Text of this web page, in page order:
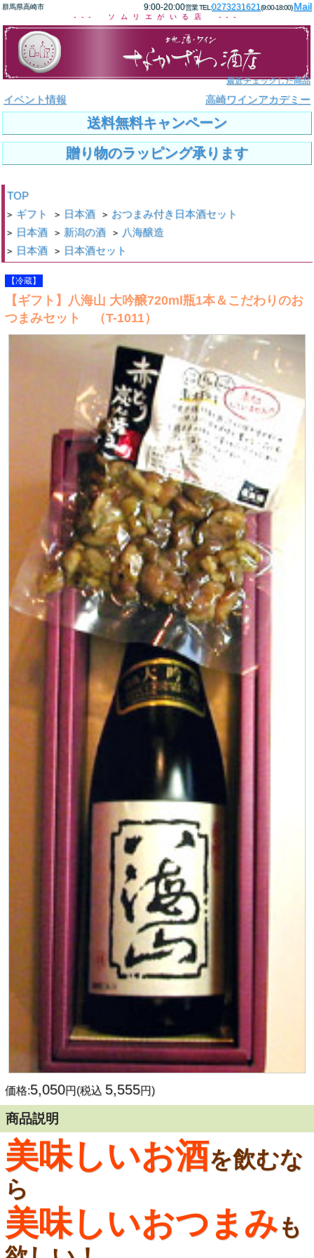
群馬県高崎市 9:00-20:00営業 TEL:0273231621(9:00-18:00)Mail
--- ソムリエがいる店 ---
最近チェックした商品
イベント情報 高崎ワインアカデミー
送料無料キャンペーン
贈り物のラッピング承ります
TOP
> ギフト > 日本酒 > おつまみ付き日本酒セット
> 日本酒 > 新潟の酒 > 八海醸造
> 日本酒 > 日本酒セット
【冷蔵】
【ギフト】八海山 大吟醸720ml瓶1本＆こだわりのお
つまみセット （T-1011）
価格:5,050円(税込 5,555円)
商品説明
美味しいお酒を飲むな
ら
美味しいおつまみも